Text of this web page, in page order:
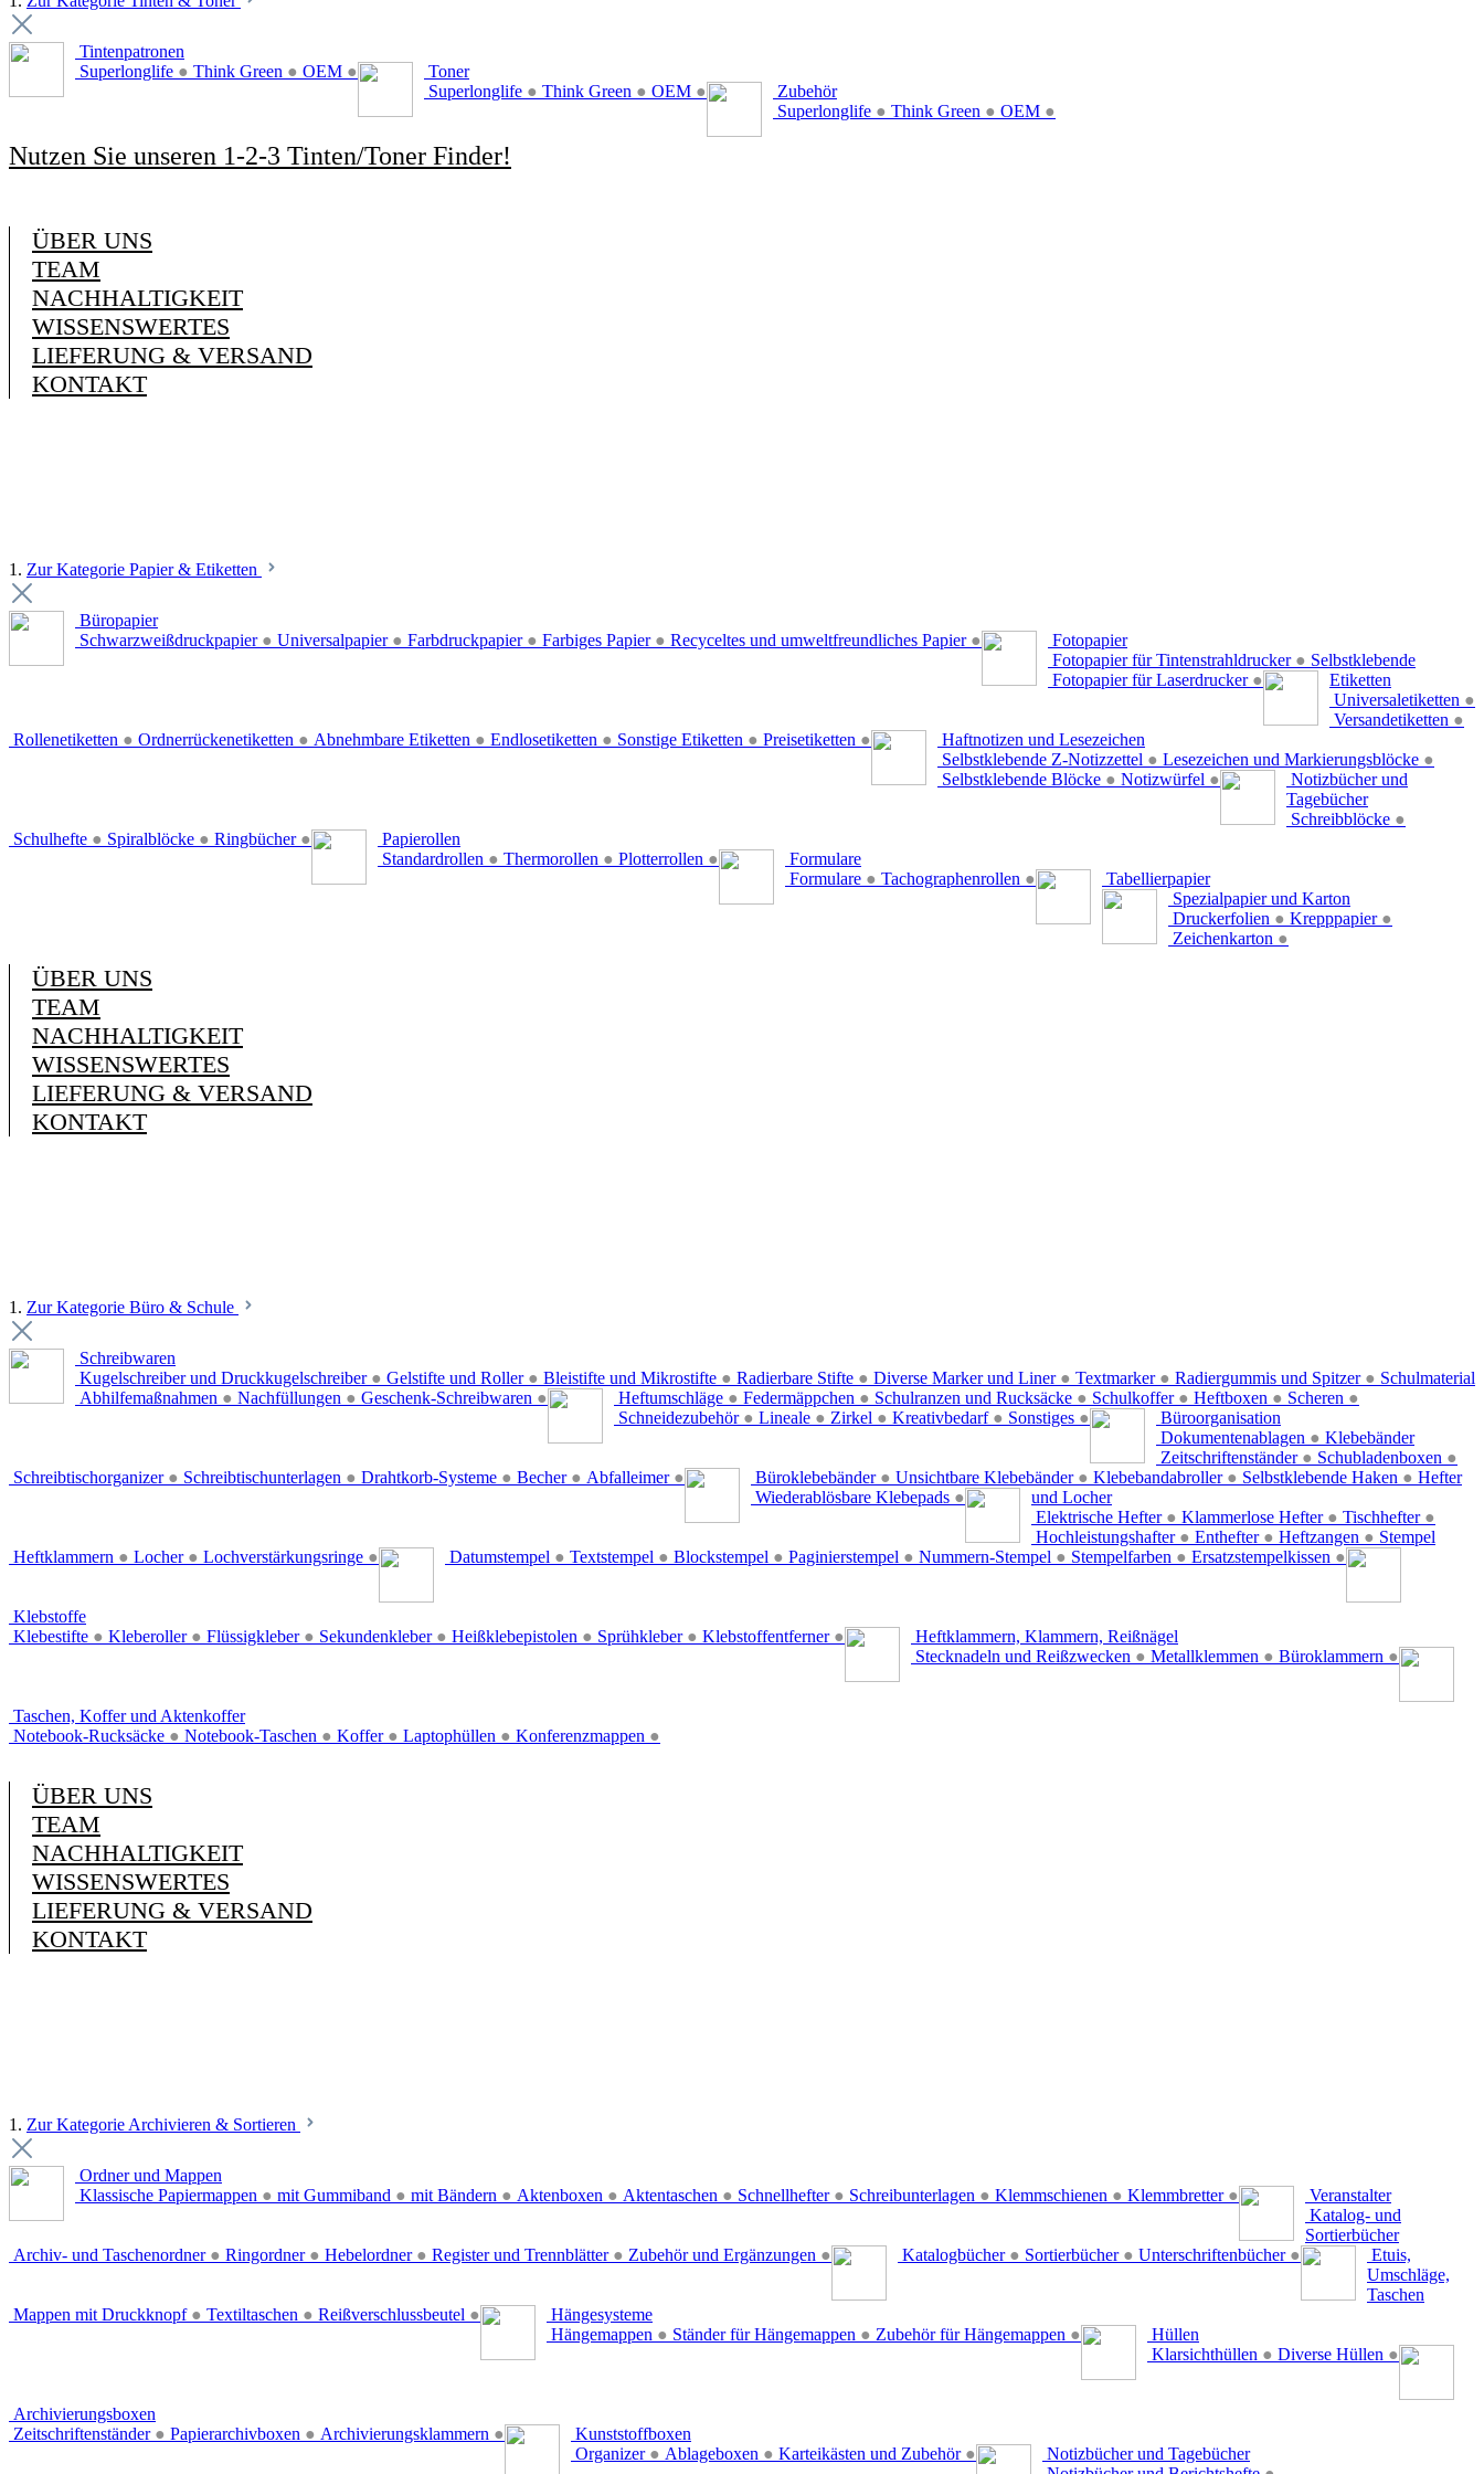
Tintenpatronen
Superlonglife ● Think Green ● OEM ●
Toner
Superlonglife ● Think Green ● OEM ●
Zubehör
Superlonglife ● Think Green ● OEM ●
Nutzen Sie unseren 1-2-3 Tinten/Toner Finder!
ÜBER UNS
TEAM
NACHHALTIGKEIT
WISSENSWERTES
LIEFERUNG & VERSAND
KONTAKT
1. Zur Kategorie Papier & Etiketten
Büropapier
Schwarzweißdruckpapier ● Universalpapier ● Farbdruckpapier ● Farbiges Papier ● Recyceltes und umweltfreundliches Papier ●
Fotopapier
Fotopapier für Tintenstrahldrucker ●
Fotopapier für Laserdrucker ●
Selbstklebende
Etiketten
Universaletiketten ●
Versandetiketten ●
Rollenetiketten ● Ordnerrückenetiketten ● Abnehmbare Etiketten ● Endlosetiketten ● Sonstige Etiketten ● Preisetiketten ●
Haftnotizen und Lesezeichen
Selbstklebende Z-Notizzettel ● Lesezeichen und Markierungsblöcke ●
Selbstklebende Blöcke ● Notizwürfel ●
Notizbücher und
Tagebücher
Schreibblöcke ●
Schulhefte ● Spiralblöcke ● Ringbücher ●
Papierollen
Standardrollen ● Thermorollen ● Plotterrollen ●
Formulare
Formulare ● Tachographenrollen ●
Tabellierpapier
Spezialpapier und Karton
Druckerfolien ● Krepppapier ●
Zeichenkarton ●
ÜBER UNS
TEAM
NACHHALTIGKEIT
WISSENSWERTES
LIEFERUNG & VERSAND
KONTAKT
1. Zur Kategorie Büro & Schule
Schreibwaren
Kugelschreiber und Druckkugelschreiber ● Gelstifte und Roller ● Bleistifte und Mikrostifte ● Radierbare Stifte ● Diverse Marker und Liner ● Textmarker ● Radiergummis und Spitzer ●
Abhilfemaßnahmen ● Nachfüllungen ● Geschenk-Schreibwaren ●
Schulmaterial
Heftumschläge ● Federmäppchen ● Schulranzen und Rucksäcke ● Schulkoffer ● Heftboxen ● Scheren ●
Schneidezubehör ● Lineale ● Zirkel ● Kreativbedarf ● Sonstiges ●
Büroorganisation
Dokumentenablagen ●
Zeitschriftenständer ● Schubladenboxen ●
Schreibtischorganizer ● Schreibtischunterlagen ● Drahtkorb-Systeme ● Becher ● Abfalleimer ●
Klebebänder
Büroklebebänder ● Unsichtbare Klebebänder ● Klebebandabroller ● Selbstklebende Haken ●
Wiederablösbare Klebepads ●
Hefter
und Locher
Elektrische Hefter ● Klammerlose Hefter ● Tischhefter ●
Hochleistungshafter ● Enthefter ● Heftzangen ●
Heftklammern ● Locher ● Lochverstärkungsringe ●
Stempel
Datumstempel ● Textstempel ● Blockstempel ● Paginierstempel ● Nummern-Stempel ● Stempelfarben ● Ersatzstempelkissen ●
Klebstoffe
Klebestifte ● Kleberoller ● Flüssigkleber ● Sekundenkleber ● Heißklebepistolen ● Sprühkleber ● Klebstoffentferner ●
Heftklammern, Klammern, Reißnägel
Stecknadeln und Reißzwecken ● Metallklemmen ● Büroklammern ●
Taschen, Koffer und Aktenkoffer
Notebook-Rucksäcke ● Notebook-Taschen ● Koffer ● Laptophüllen ● Konferenzmappen ●
ÜBER UNS
TEAM
NACHHALTIGKEIT
WISSENSWERTES
LIEFERUNG & VERSAND
KONTAKT
1. Zur Kategorie Archivieren & Sortieren
Ordner und Mappen
Klassische Papiermappen ● mit Gummiband ● mit Bändern ● Aktenboxen ● Aktentaschen ● Schnellhefter ● Schreibunterlagen ● Klemmschienen ● Klemmbretter ● Veranstalter
Archiv- und Taschenordner ● Ringordner ● Hebelordner ● Register und Trennblätter ● Zubehör und Ergänzungen ●
Katalog- und
Sortierbücher
Katalogbücher ● Sortierbücher ● Unterschriftenbücher ●
Etuis,
Umschläge,
Taschen
Mappen mit Druckknopf ● Textiltaschen ● Reißverschlussbeutel ●
Hängesysteme
Hängemappen ● Ständer für Hängemappen ● Zubehör für Hängemappen ●
Hüllen
Klarsichthüllen ● Diverse Hüllen ●
Archivierungsboxen
Zeitschriftenständer ● Papierarchivboxen ● Archivierungsklammern ●
Kunststoffboxen
Organizer ● Ablageboxen ● Karteikästen und Zubehör ●
Notizbücher und Tagebücher